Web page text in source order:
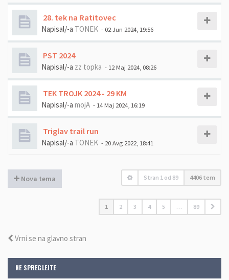
NE SPREGLEJTE
28. tek na Ratitovec
Napisal/-a TONEK - 02 Jun 2024, 19:56
PST 2024
Napisal/-a zz topka - 12 Maj 2024, 08:26
TEK TROJK 2024 - 29 KM
Napisal/-a mojA - 14 Maj 2024, 16:19
Triglav trail run
Napisal/-a TONEK - 20 Avg 2022, 18:41
Nova tema Stran 1 od 89 4406 tem
1 2 3 4 5 … 89
Vrni se na glavno stran